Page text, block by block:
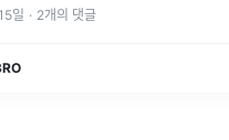
일 · 2개의 댓글